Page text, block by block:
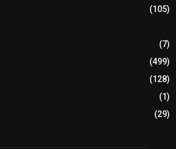
(105)
(7)
(499)
(128)
(1)
(29)